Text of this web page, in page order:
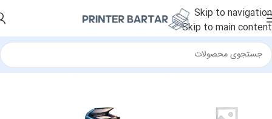
Skip to navigation
Skip to main content
خانه/محصولات برچسب خورده “پرینتر 442dn سه کاره اچ پی”